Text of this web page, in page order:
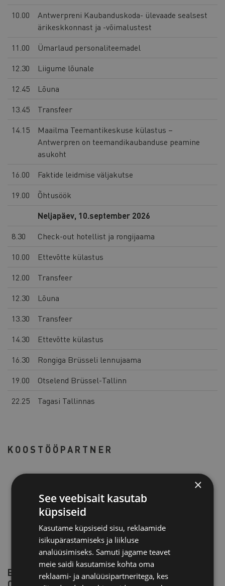
10.00
Antwerpreni Kaubanduskoda- ülevaade sealsest
ärikeskkonnast ja -võimalustest
11.00
Ümarlaud personaliteemadel
12.30
Liigume lõunale
12.45
Lõuna
13.45
Transfeer
14.15
Maailma Teemantikeskuse külastus –
Antwerpren on teemandikaubanduse peamine
asukoht
16.00
Faktide leidmise väljakutse
19.00
Õhtusöök
Neljapäev, 10.september 2026
8.30
Check-out hotellist ja rongijaama
10.00
Ettevõtte külastus
12.00
Transfeer
12.30
Lõuna
13.30
Transfeer
14.30
Ettevõtte külastus
16.30
Rongiga Brüsseli lennujaama
19.00
Otselend Brüssel-Tallinn
22.25
Tagasi Tallinnas
KOOSTÖÖPARTNER
EELNEVATEL VÄLJASÕITUDEL
OSALENUTE KOGEMUS
×
See veebisait kasutab
küpsiseid
Kasutame küpsiseid sisu, reklaamide
isikupärastamiseks ja liikluse
analüüsimiseks. Samuti jagame teavet
meie saidi kasutamise kohta oma
reklaami- ja analüüsipartneritega, kes